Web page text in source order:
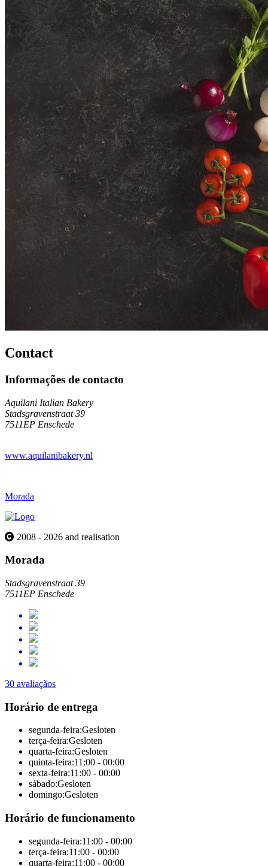
Contact
Informações de contacto
Aquilani Italian Bakery
Stadsgravenstraat 39
7511EP Enschede
www.aquilanibakery.nl
Morada
2008 - 2026 and realisation
Morada
Stadsgravenstraat 39
7511EP Enschede
30 avaliaçãos
Horário de entrega
segunda-feira:Gesloten
terça-feira:Gesloten
quarta-feira:Gesloten
quinta-feira:11:00 - 00:00
sexta-feira:11:00 - 00:00
sábado:Gesloten
domingo:Gesloten
Horário de funcionamento
segunda-feira:11:00 - 00:00
terça-feira:11:00 - 00:00
quarta-feira:11:00 - 00:00